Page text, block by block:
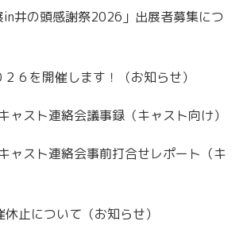
in井の頭感謝祭2026」出展者募集につ
６を開催します！（お知らせ）
ャスト連絡会議事録（キャスト向け）
ャスト連絡会事前打合せレポート（キ
止について（お知らせ）